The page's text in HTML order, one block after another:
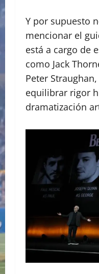
Y por supuesto
mencionar el
está a cargo de
como Jack
Peter
equilibrar rigor
dramatización